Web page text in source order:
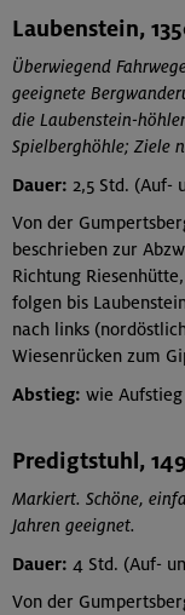
Laubenstein,
Überwiegend
geeignete
die Laubenstein-
Spielberghöhle; Ziele
Dauer: 2,5 Std. (Auf-
Von der
beschrieben zur
Richtung
folgen bis
nach links
Wiesenrücken zum
Abstieg: wie
Predigtstuhl,
Markiert. Schöne,
Jahren geeignet.
Dauer: 4 Std. (Auf-
Von der